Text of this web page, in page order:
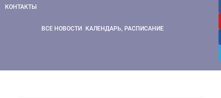
КОНТАКТЫ
ВСЕ НОВОСТИ КАЛЕНДАРЬ, РАСПИСАНИЕ